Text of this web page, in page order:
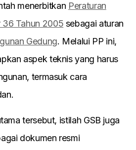
menerbitkan Peraturan
36 Tahun 2005 sebagai aturan
Gedung. Melalui PP ini,
aspek teknis yang harus
termasuk cara
tersebut, istilah GSB juga
dokumen resmi